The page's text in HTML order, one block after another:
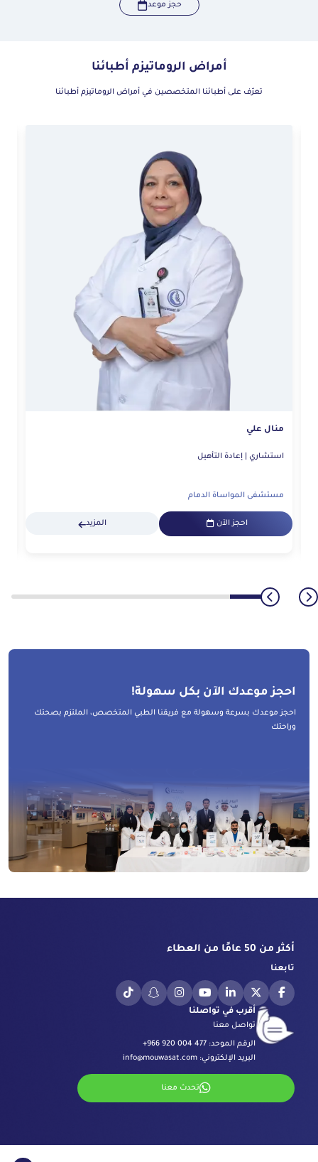
حجز موعد
أمراض الروماتيزم أطبائنا
تعرّف على أطبائنا المتخصصين في أمراض الروماتيزم أطبائنا
منال علي
استشاري | إعادة التأهيل
مستشفى المواساة الدمام
احجز الآن المزيد
احجز موعدك الآن بكل سهولة!
احجز موعدك بسرعة وسهولة مع فريقنا الطبي المتخصص، الملتزم بصحتك
وراحتك
أكثر من 50 عامًا من العطاء
تابعنا
أقرب في تواصلنا
تواصل معنا
الرقم الموحد: +966 920 004 477
البريد الإلكتروني: info@mouwasat.com
تحدث معنا